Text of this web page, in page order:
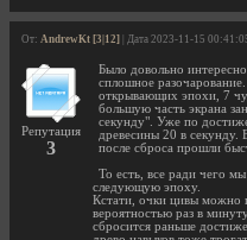
От: AndrewKt [3|12] | Дата 2023-11-15
Репутация
3
Было довольно
сплошное
открывающих эпохи, 7
большую часть экрана
секунду". Уже по
древесины 20 в
после сброса прошли
То есть, все ради чего
следующую эпоху.
Кстати, очки цивы можно
вероятностью раз в
сбросится раньше